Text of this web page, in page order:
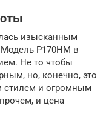
изысканным
P170HM в
Не то чтобы
но, конечно, это
стилем и огромным
и цена